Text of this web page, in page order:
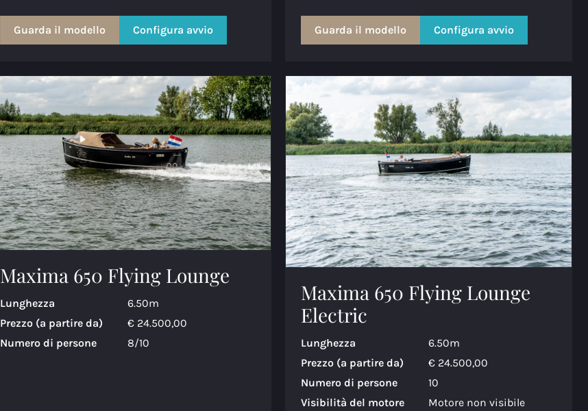
Guarda il modello Configura avvio Guarda il modello Configura avvio
Maxima 650 Flying Lounge
Lunghezza
6.50m
Prezzo (a partire da)
€ 24.500,00
Numero di persone
8/10
Maxima 650 Flying Lounge
Electric
Lunghezza
6.50m
Prezzo (a partire da)
€ 24.500,00
Numero di persone
10
Visibilità del motore
Motore non visibile